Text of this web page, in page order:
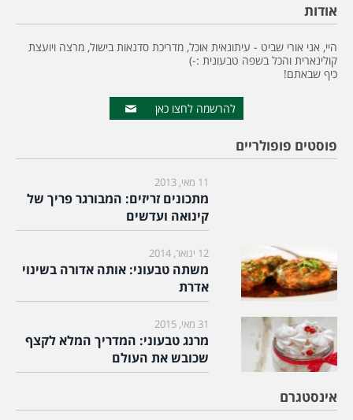
אודות
היי, אני אורי שביט - עיתונאית אוכל, מדריכת סדנאות בישול, מרצה ויועצת
קולינארית והכל בשפה טבעונית :-)
כיף שבאתם!
להרשמה לחצו כאן
פוסטים פופולריים
11 מאי, 2013
מתכונים זריזים: המבורגר פריך של
קינואה ועדשים
12 ינואר, 2014
משתה טבעוני: אותה אדורה בשינוי
אדרת
31 מאי, 2015
מרנג טבעוני: המדריך המלא לקצף
שכובש את העולם
אינסטגרם